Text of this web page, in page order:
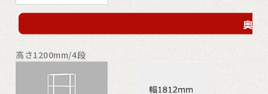
高さ1200mm/4段